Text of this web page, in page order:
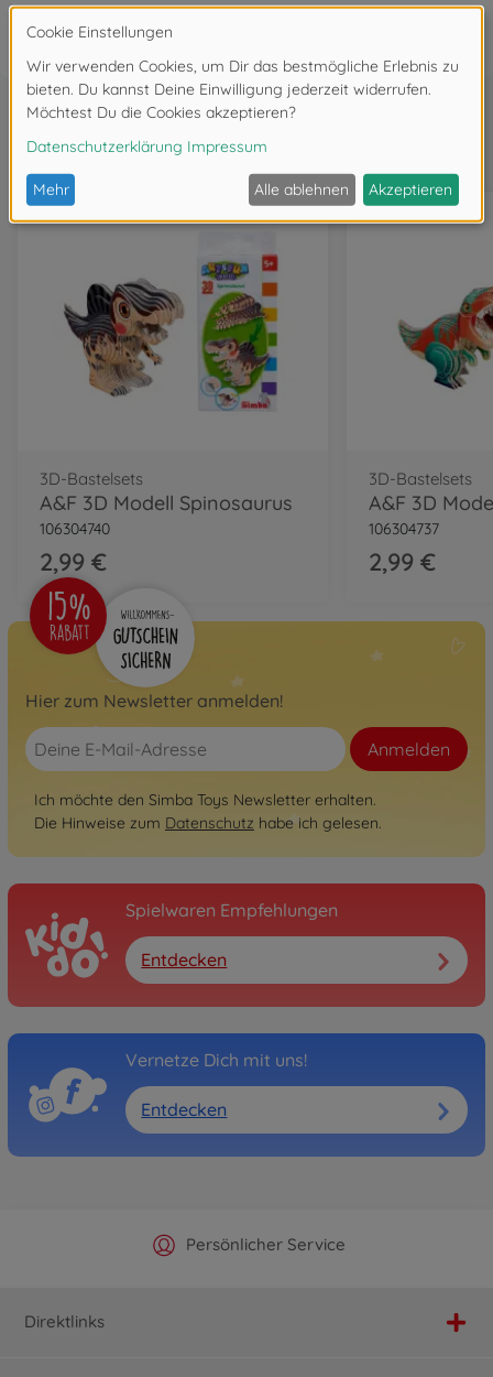
FAQ
Wird oft zusammen gekauft
3D-Bastelsets
A&F 3D Modell Spinosaurus
106304740
2,99 €
3D-Bastelsets
106304737
2,99 €
Hier zum Newsletter anmelden!
Anmelden
Ich möchte den Simba Toys Newsletter erhalten.
Die Hinweise zum Datenschutz habe ich gelesen.
Spielwaren Empfehlungen
Entdecken
Vernetze Dich mit uns!
Entdecken
Offizieller Hersteller Shop
Persönlicher Service
Versandkostenfrei ab 25€
Schnelle Lieferung
Direktlinks